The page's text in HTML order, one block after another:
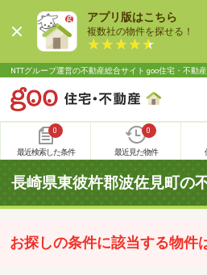
アプリ版はこちら
複数社の物件を探せる！
NTTグループ運営の不動産総合サイト goo住宅・不動産
0
最近検索した条件
0
最近見た物件
長崎県東彼杵郡波佐見町の
お探しの条件に該当する物件